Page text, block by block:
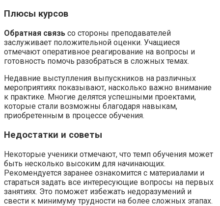
Плюсы курсов
Обратная связь со стороны преподавателей
заслуживает положительной оценки. Учащиеся
отмечают оперативное реагирование на вопросы и
готовность помочь разобраться в сложных темах.
Недавние выступления выпускников на различных
мероприятиях показывают, насколько важно внимание
к практике. Многие делятся успешными проектами,
которые стали возможны благодаря навыкам,
приобретенным в процессе обучения.
Недостатки и советы
Некоторые ученики отмечают, что темп обучения может
быть несколько высоким для начинающих.
Рекомендуется заранее ознакомится с материалами и
стараться задать все интересующие вопросы на первых
занятиях. Это поможет избежать недоразумений и
свести к минимуму трудности на более сложных этапах.